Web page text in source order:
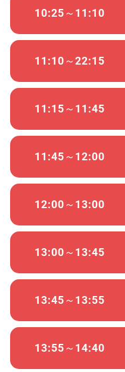
10:25～11:10
11:10～22:15
11:15～11:45
11:45～12:00
12:00～13:00
13:00～13:45
13:45～13:55
13:55～14:40